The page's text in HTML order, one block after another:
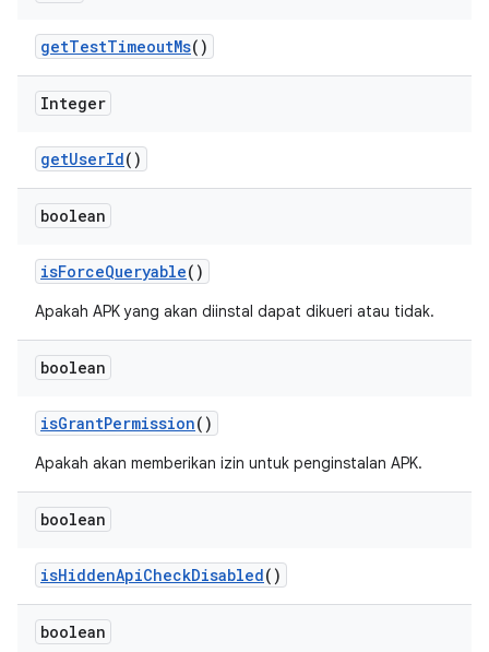
getTestTimeoutMs()
Integer
getUserId()
boolean
isForceQueryable()
Apakah APK yang akan diinstal dapat dikueri atau tidak.
boolean
isGrantPermission()
Apakah akan memberikan izin untuk penginstalan APK.
boolean
isHiddenApiCheckDisabled()
boolean